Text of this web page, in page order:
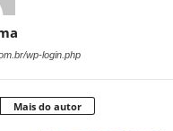
wp-login.php
Mais do autor